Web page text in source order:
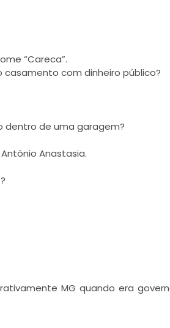
“Careca”.
casamento com dinheiro público?
dentro de uma garagem?
Anastasia.
MG quando era